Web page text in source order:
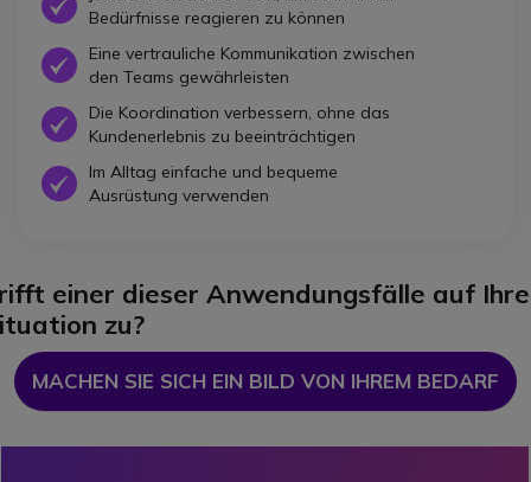
IconBedürfnisse reagieren zu können
Icon Eine vertrauliche Kommunikation zwischen
den Teams gewährleisten
Icon Die Koordination verbessern, ohne das
Kundenerlebnis zu beeinträchtigen
Icon Im Alltag einfache und bequeme
Ausrüstung verwenden
einer dieser Anwendungsfälle auf Ihre
zu?
MACHEN SIE SICH EIN BILD VON IHREM BEDARF